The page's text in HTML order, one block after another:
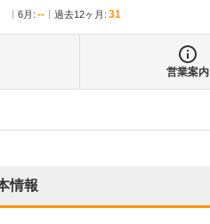
6月 : -- 過去12ヶ月: 31
営業案内
情報